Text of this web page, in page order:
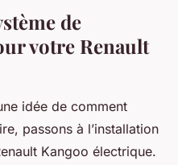
de
votre Renault
idée de comment
passons à l’installation
Kangoo électrique.